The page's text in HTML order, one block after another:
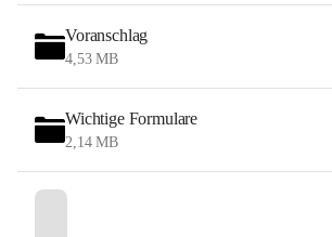
Voranschlag
4,53 MB
Wichtige Formulare
2,14 MB